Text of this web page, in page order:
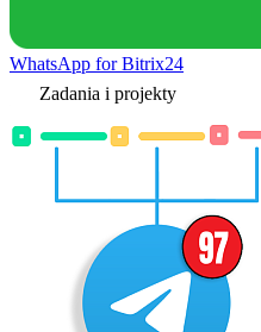
WhatsApp for Bitrix24
Zadania i projekty